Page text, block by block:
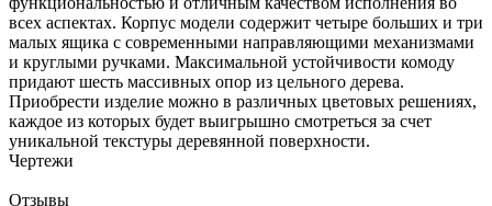
всех аспектах. Корпус модели содержит четыре больших и три
малых ящика с современными направляющими механизмами
и круглыми ручками. Максимальной устойчивости комоду
придают шесть массивных опор из цельного дерева.
Приобрести изделие можно в различных цветовых решениях,
каждое из которых будет выигрышно смотреться за счет
уникальной текстуры деревянной поверхности.
Чертежи
Отзывы